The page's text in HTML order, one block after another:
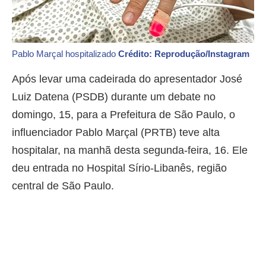
Pablo Marçal hospitalizado Crédito: Reprodução/Instagram
Após levar uma cadeirada do apresentador José
Luiz Datena (PSDB) durante um debate no
domingo, 15, para a Prefeitura de São Paulo, o
influenciador Pablo Marçal (PRTB) teve alta
hospitalar, na manhã desta segunda-feira, 16. Ele
deu entrada no Hospital Sírio-Libanês, região
central de São Paulo.